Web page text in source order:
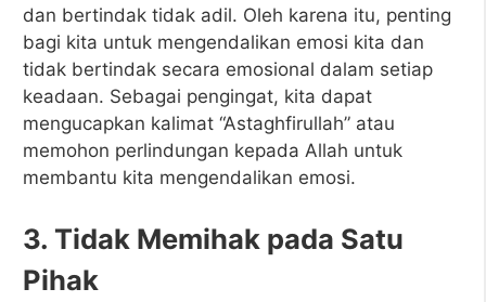
dan bertindak tidak adil. Oleh karena itu, penting
bagi kita untuk mengendalikan emosi kita dan
tidak bertindak secara emosional dalam setiap
keadaan. Sebagai pengingat, kita dapat
mengucapkan kalimat “Astaghfirullah” atau
memohon perlindungan kepada Allah untuk
membantu kita mengendalikan emosi.
3. Tidak Memihak pada Satu
Pihak